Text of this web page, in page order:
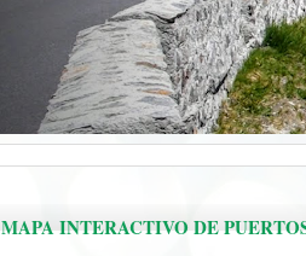
MAPA INTERACTIVO DE